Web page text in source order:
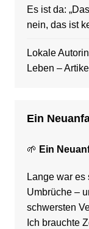
Es ist da:
nein, das ist
Lokale
Leben –
Ein
🌱 Ein
Lange war
Umbrüche –
schwersten
Ich brauchte